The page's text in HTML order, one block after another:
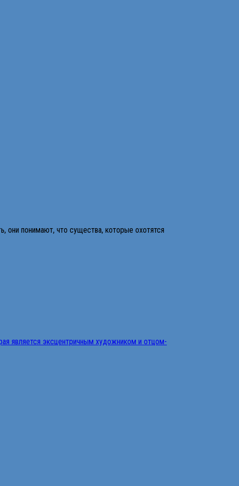
они понимают, что существа, которые охотятся